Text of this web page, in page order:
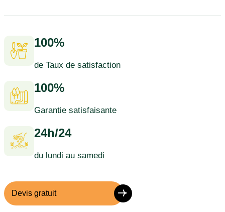
100%
de Taux de satisfaction
100%
Garantie satisfaisante
24h/24
du lundi au samedi
Devis gratuit